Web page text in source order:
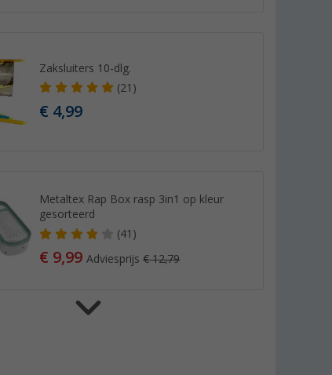
Zaksluiters 10-dlg.
(21)
€ 4,99
Metaltex Rap Box rasp 3in1 op kleur
gesorteerd
(41)
€ 9,99Adviesprijs€ 12,79